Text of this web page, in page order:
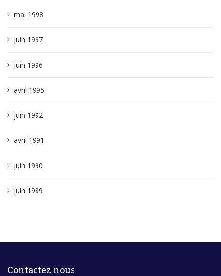
mai 1998
juin 1997
juin 1996
avril 1995
juin 1992
avril 1991
juin 1990
juin 1989
Contactez nous